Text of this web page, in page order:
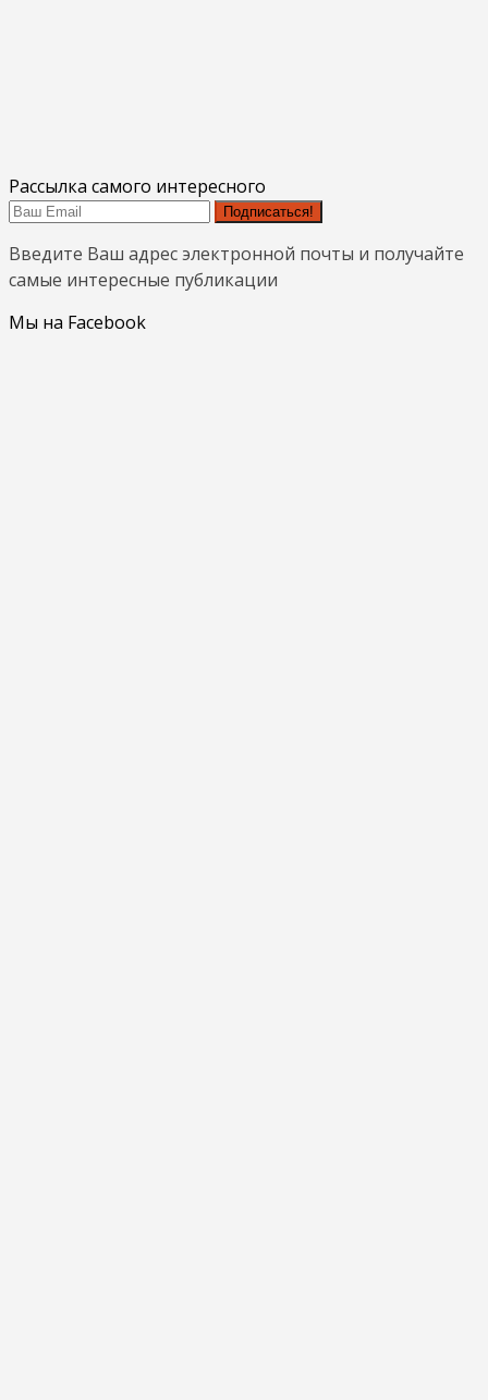
Рассылка самого интересного
Подписаться!
Введите Ваш адрес электронной почты и получайте
самые интересные публикации
Мы на Facebook